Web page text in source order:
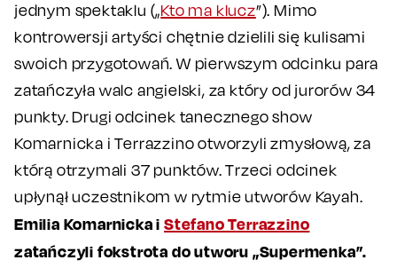
jednym spektaklu („Kto ma klucz”). Mimo
kontrowersji artyści chętnie dzielili się kulisami
swoich przygotowań. W pierwszym odcinku para
zatańczyła walc angielski, za który od jurorów 34
punkty. Drugi odcinek tanecznego show
Komarnicka i Terrazzino otworzyli zmysłową, za
którą otrzymali 37 punktów. Trzeci odcinek
upłynął uczestnikom w rytmie utworów Kayah.
Emilia Komarnicka iStefano Terrazzino
zatańczyli fokstrota do utworu „Supermenka”.